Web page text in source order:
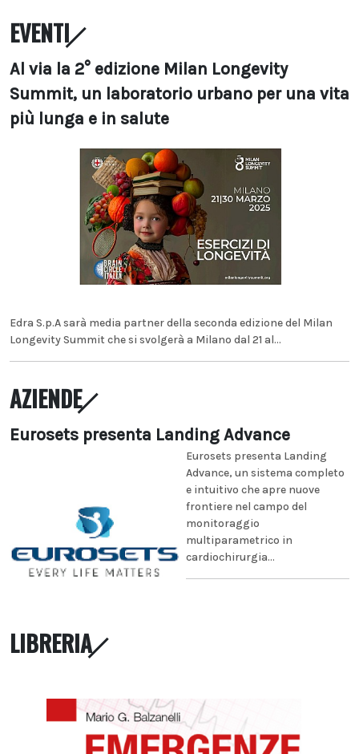
EVENTI
Al via la 2° edizione Milan Longevity
Summit, un laboratorio urbano per una vita
più lunga e in salute
Edra S.p.A sarà media partner della seconda edizione del Milan
Longevity Summit che si svolgerà a Milano dal 21 al...
AZIENDE
Eurosets presenta Landing Advance
Eurosets presenta Landing
Advance, un sistema completo
e intuitivo che apre nuove
frontiere nel campo del
monitoraggio
multiparametrico in
cardiochirurgia...
LIBRERIA